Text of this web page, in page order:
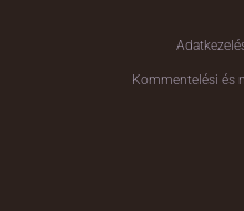
Kommentelési és